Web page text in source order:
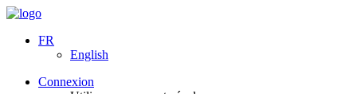
FR
English
Connexion